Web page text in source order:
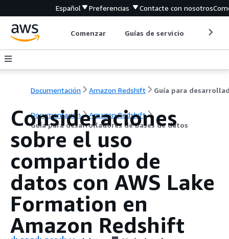
Español Preferencias Contacte con nosotros
Comenzar Guías de servicio
Documentación Amazon Redshift
Documentación
Amazon Redshift
Guía para desarrolladores de bases de datos
Consideraciones
sobre el uso
compartido de
datos con AWS Lake
Formation en
Amazon Redshift